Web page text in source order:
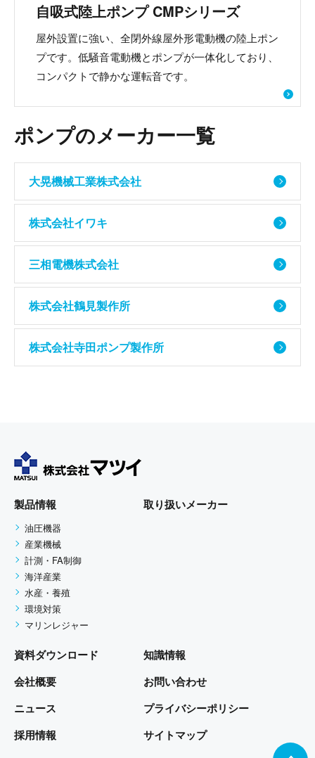
自吸式陸上ポンプ CMPシリーズ
屋外設置に強い、全閉外線屋外形電動機の陸上ポン
プです。低騒音電動機とポンプが一体化しており、
コンパクトで静かな運転音です。
ポンプのメーカー一覧
大晃機械工業株式会社
株式会社イワキ
三相電機株式会社
株式会社鶴見製作所
株式会社寺田ポンプ製作所
製品情報
油圧機器
産業機械
計測・FA制御
海洋産業
水産・養殖
環境対策
マリンレジャー
取り扱いメーカー
資料ダウンロード
知識情報
会社概要
ニュース
採用情報
お問い合わせ
プライバシーポリシー
サイトマップ